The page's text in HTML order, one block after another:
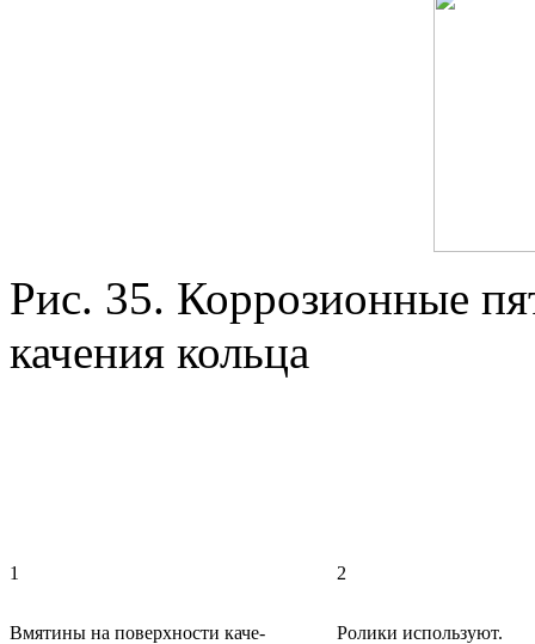
Рис. 35. Коррозионные
качения кольца
1 2
Вмятины на поверхности каче- Ролики используют.